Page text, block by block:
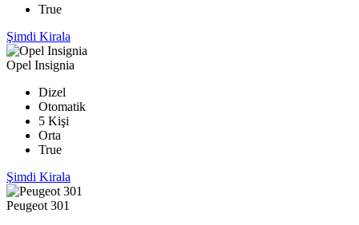
True
Şimdi Kirala
Opel Insignia
Dizel
Otomatik
5 Kişi
Orta
True
Şimdi Kirala
Peugeot 301